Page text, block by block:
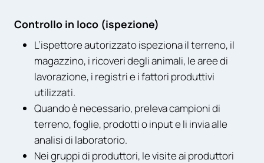
Controllo in loco (ispezione)
L’ispettore autorizzato ispeziona il terreno, il
magazzino, i ricoveri degli animali, le aree di
lavorazione, i registri e i fattori produttivi
utilizzati.
Quando è necessario, preleva campioni di
terreno, foglie, prodotti o input e li invia alle
analisi di laboratorio.
Nei gruppi di produttori, le visite ai produttori